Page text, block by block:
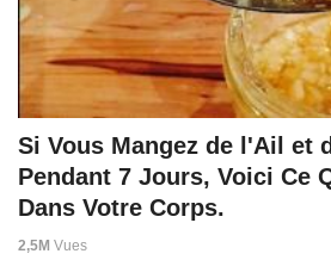
Si Vous Mangez de l'Ail et
Pendant 7 Jours, Voici Ce
Dans Votre Corps.
2,5M Vues